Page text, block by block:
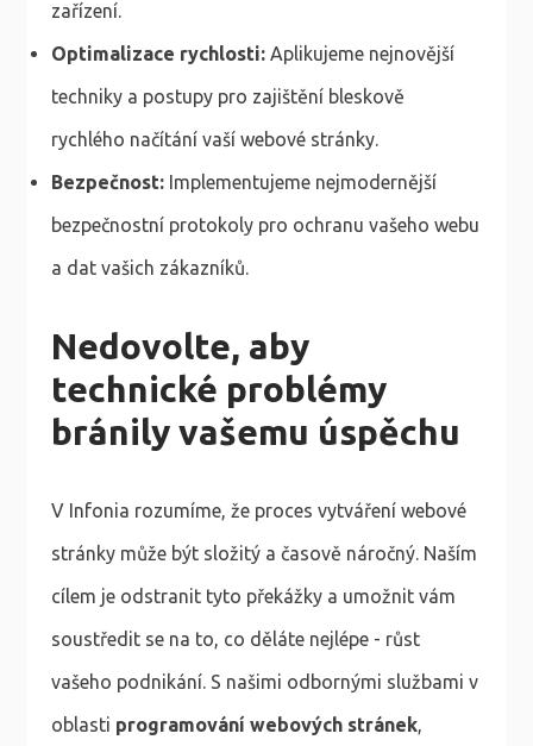
zařízení.
Optimalizace rychlosti:Aplikujeme nejnovější
techniky a postupy pro zajištění bleskově
rychlého načítání vaší webové stránky.
Bezpečnost:Implementujeme nejmodernější
bezpečnostní protokoly pro ochranu vašeho webu
a dat vašich zákazníků.
Nedovolte, aby
technické problémy
bránily vašemu úspěchu
V Infonia rozumíme, že proces vytváření webové
stránky může být složitý a časově náročný. Naším
cílem je odstranit tyto překážky a umožnit vám
soustředit se na to, co děláte nejlépe - růst
vašeho podnikání. S našimi odbornými službami v
oblasti programování webových stránek,